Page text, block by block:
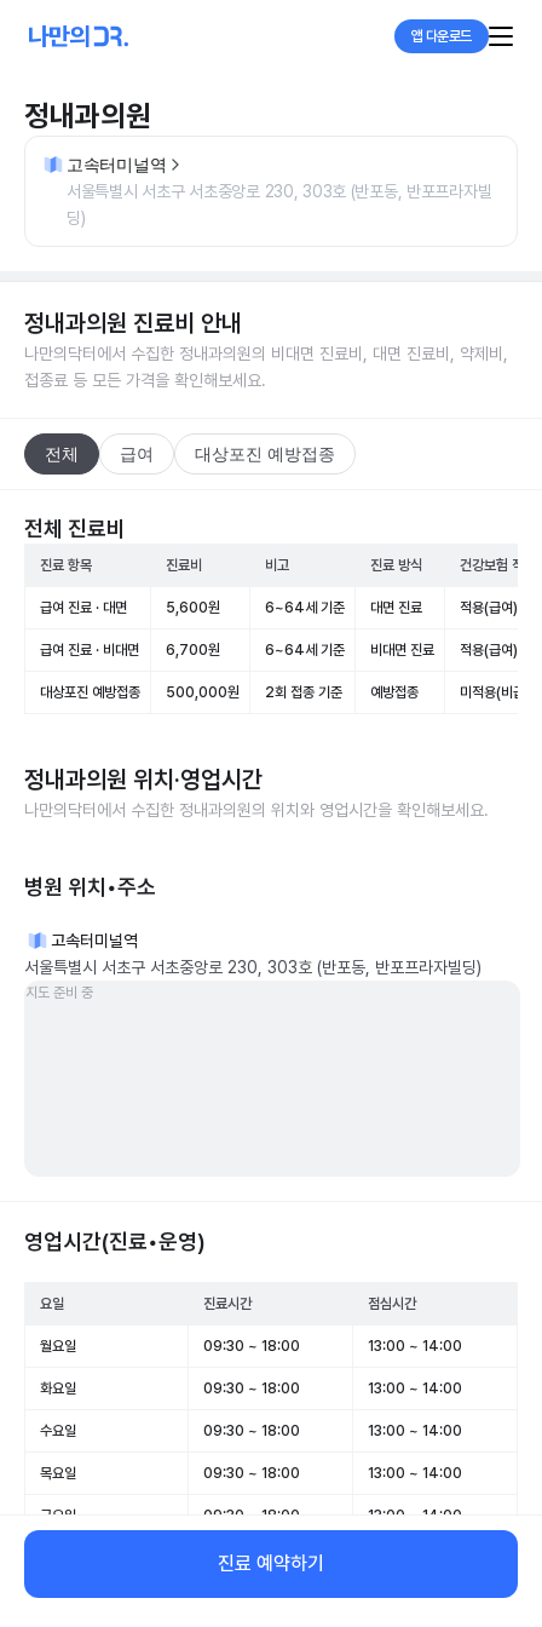
앱 다운로드
정내과의원
고속터미널역
서울특별시 서초구 서초중앙로 230, 303호 (반포동, 반포프라자빌
딩)
정내과의원 진료비 안내
나만의닥터에서 수집한 정내과의원의 비대면 진료비, 대면 진료비, 약제비,
접종료 등 모든 가격을 확인해보세요.
전체 급여 대상포진 예방접종
전체 진료비
진료 항목 진료비 비고 진료 방식 건강보험 적용
급여 진료 · 대면 5,600원 6~64세 기준 대면 진료 적용(급여)
급여 진료 · 비대면 6,700원 6~64세 기준 비대면 진료 적용(급여)
대상포진 예방접종 500,000원 2회 접종 기준 예방접종 미적용(비급여)
정내과의원 위치·영업시간
나만의닥터에서 수집한 정내과의원의 위치와 영업시간을 확인해보세요.
병원 위치•주소
고속터미널역
서울특별시 서초구 서초중앙로 230, 303호 (반포동, 반포프라자빌딩)
지도 준비 중
영업시간(진료•운영)
요일 진료시간 점심시간
월요일 09:30 ~ 18:00 13:00 ~ 14:00
화요일 09:30 ~ 18:00 13:00 ~ 14:00
수요일 09:30 ~ 18:00 13:00 ~ 14:00
목요일 09:30 ~ 18:00 13:00 ~ 14:00
금요일 09:30 ~ 18:00 13:00 ~ 14:00
09:30 ~ 14:00
일요일 휴무 -
진료 예약하기